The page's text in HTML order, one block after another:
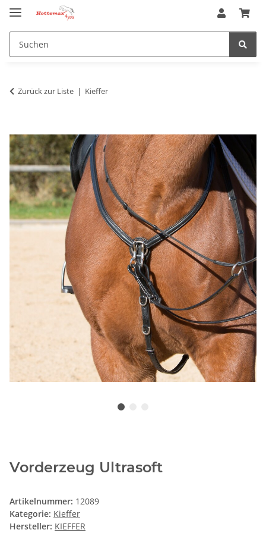
Zurück zur Liste Kieffer
Vorderzeug Ultrasoft
Artikelnummer: 12089
Kategorie: Kieffer
Hersteller: KIEFFER